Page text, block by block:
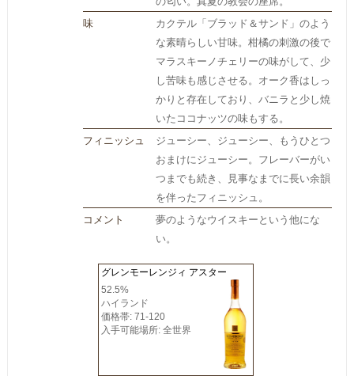
味
カクテル「ブラッド＆サンド」のよう
な素晴らしい甘味。柑橘の刺激の後で
マラスキーノチェリーの味がして、少
し苦味も感じさせる。オーク香はしっ
かりと存在しており、バニラと少し焼
いたココナッツの味もする。
フィニッシュ
ジューシー、ジューシー、もうひとつ
おまけにジューシー。フレーバーがい
つまでも続き、見事なまでに長い余韻
を伴ったフィニッシュ。
コメント
夢のようなウイスキーという他にな
い。
グレンモーレンジィ アスター
52.5%
ハイランド
価格帯: 71-120
入手可能場所: 全世界